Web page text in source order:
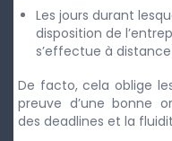
Les jours durant
disposition de
s’effectue à
De facto, cela oblige
preuve d’une bonne
des deadlines et la